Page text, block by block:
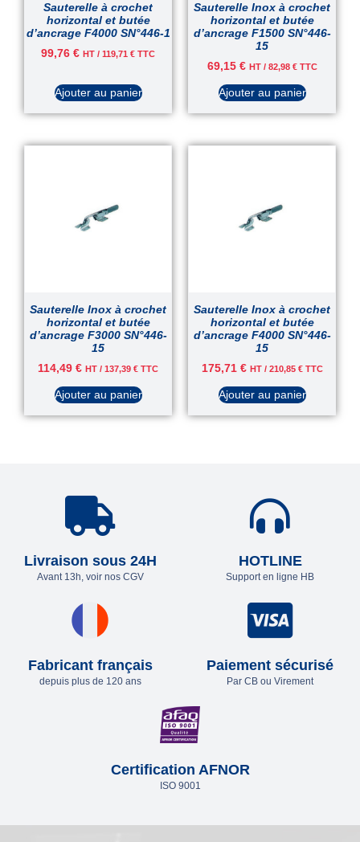
Sauterelle à crochet
horizontal et butée
d’ancrage F4000 SN°446-1
99,76 € HT / 119,71 € TTC
Ajouter au panier
Sauterelle Inox à crochet
horizontal et butée
d’ancrage F1500 SN°446-
15
69,15 € HT / 82,98 €TTC
Ajouter au panier
Sauterelle Inox à crochet
horizontal et butée
d’ancrage F3000 SN°446-
15
114,49 € HT / 137,39 € TTC
Ajouter au panier
Sauterelle Inox à crochet
horizontal et butée
d’ancrage F4000 SN°446-
15
175,71 € HT / 210,85 €TTC
Ajouter au panier
Livraison sous 24H
Avant 13h, voir nos CGV
HOTLINE
Support en ligne HB
Fabricant français
depuis plus de 120 ans
Paiement sécurisé
Par CB ou Virement
Certification AFNOR
ISO 9001